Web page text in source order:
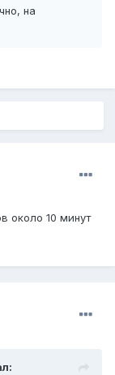
на
около 10 минут